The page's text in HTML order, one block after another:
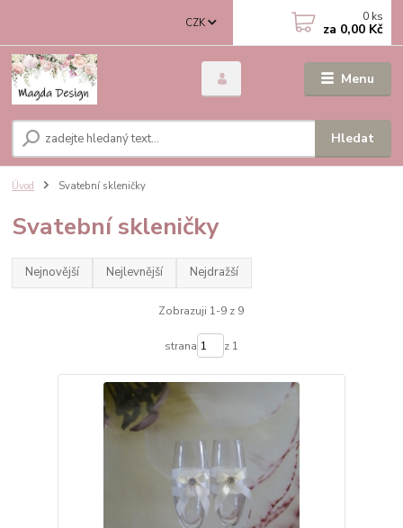
Menu
CZK
Hledat
0 ks
za 0,00 Kč
Úvod Svatební skleničky
Svatební skleničky
Nejnovější Nejlevnější Nejdražší
Zobrazuji 1-9 z 9
strana z 1